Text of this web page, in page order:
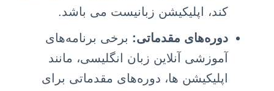
کند، اپلیکیشن زبانیست می باشد.
دوره‌های مقدماتی: برخی برنامه‌های
آموزشی آنلاین زبان انگلیسی، مانند
اپلیکیشن ها، دوره‌های مقدماتی برای